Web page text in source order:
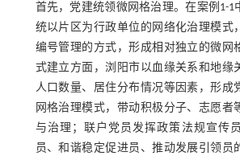
首先，党建统领微网格治理。在案例1-1
统以片区为行政单位的网络化治理模式
编号管理的方式，形成相对独立的微网
式建立方面，浏阳市以血缘关系和地缘
人口数量、居住分布情况等因素，形成
网格治理模式，带动积极分子、志愿者
与治理；联户党员发挥政策法规宣传
员、和谐稳定促进员、推动发展引领员